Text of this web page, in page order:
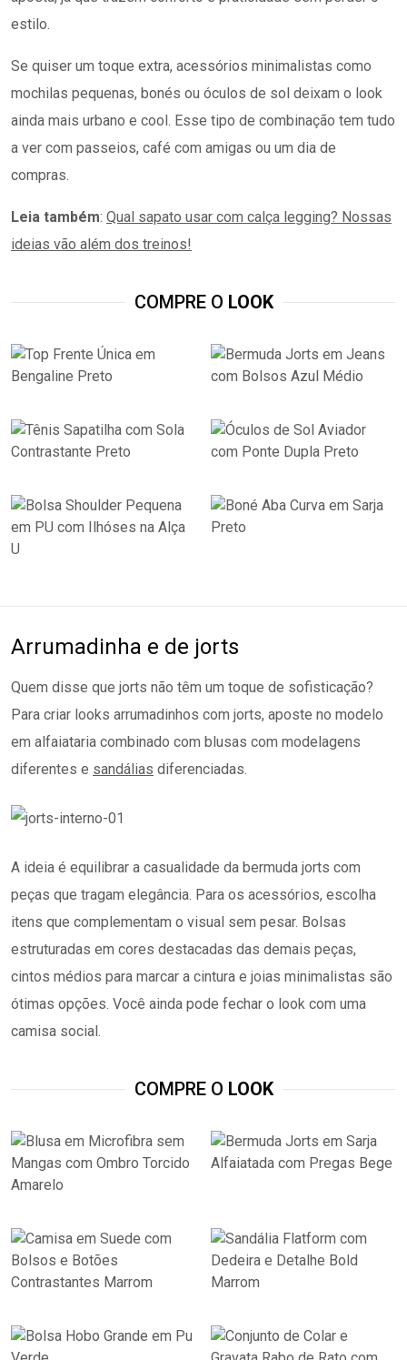
estilo.
Se quiser um toque extra, acessórios minimalistas como
mochilas pequenas, bonés ou óculos de sol deixam o look
ainda mais urbano e cool. Esse tipo de combinação tem tudo
a ver com passeios, café com amigas ou um dia de
compras.
Leia também: Qual sapato usar com calça legging? Nossas
ideias vão além dos treinos!
COMPRE O LOOK
Arrumadinha e de jorts
Quem disse que jorts não têm um toque de sofisticação?
Para criar looks arrumadinhos com jorts, aposte no modelo
em alfaiataria combinado com blusas com modelagens
diferentes e sandálias diferenciadas.
A ideia é equilibrar a casualidade da bermuda jorts com
peças que tragam elegância. Para os acessórios, escolha
itens que complementam o visual sem pesar. Bolsas
estruturadas em cores destacadas das demais peças,
cintos médios para marcar a cintura e joias minimalistas são
ótimas opções. Você ainda pode fechar o look com uma
camisa social.
COMPRE O LOOK